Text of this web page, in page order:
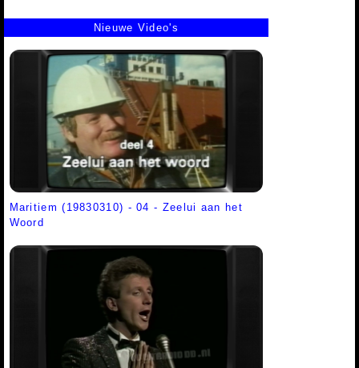
Nieuwe Video's
Maritiem (19830310) - 04 - Zeelui aan het
Woord